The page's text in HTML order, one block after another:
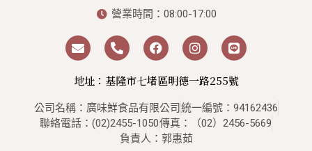
營業時間：08:00-17:00
地址：基隆市七堵區明德一路255號
公司名稱：廣味鮮食品有限公司統一編號：94162436
聯絡電話：(02)2455-1050傳真：（02）2456-5669
負責人：郭惠茹